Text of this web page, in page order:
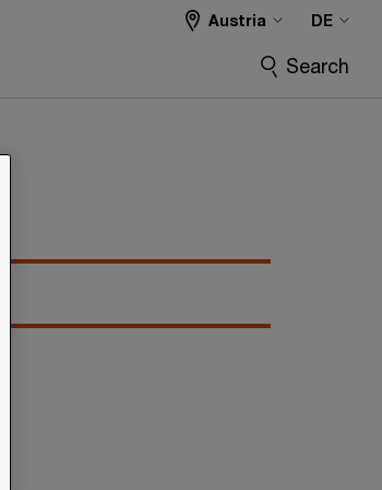
Austria DE
Search